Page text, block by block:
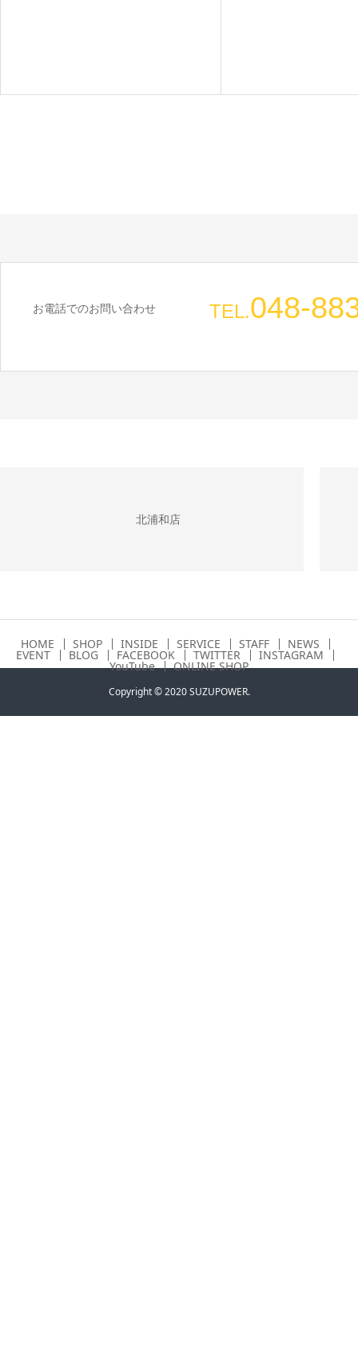
お電話でのお問い合わせ TEL.048-
北浦和店
HOME SHOP INSIDE SERVICE STAFF NEWS
EVENT BLOG FACEBOOK TWITTER INSTAGRAM
YouTube ONLINE SHOP
Copyright © 2020 SUZUPOWER.